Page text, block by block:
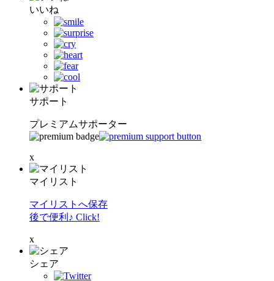
いいね
サポート
プレミアムサポーター
x
マイリスト
マイリストへ保存
後で便利♪ Click!
x
シェア